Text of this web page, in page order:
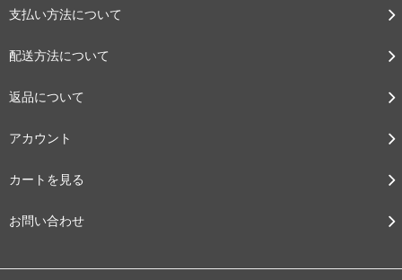
支払い方法について
配送方法について
返品について
アカウント
カートを見る
お問い合わせ